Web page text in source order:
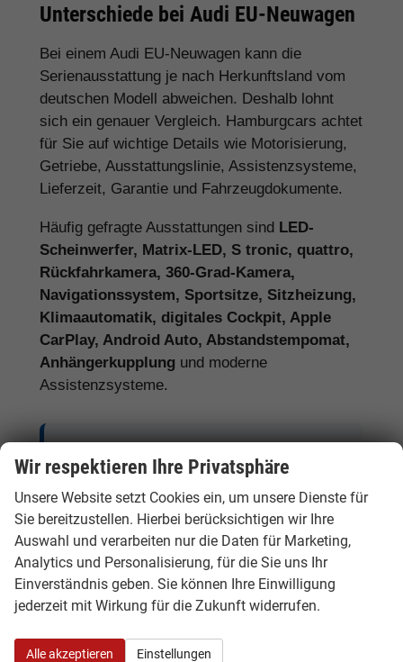
Unterschiede bei Audi EU-Neuwagen
Bei einem Audi EU-Neuwagen kann die
Serienausstattung je nach Herkunftsland vom
deutschen Modell abweichen. Deshalb lohnt
sich ein genauer Vergleich. Hamburgcars achtet
für Sie auf wichtige Details wie Motorisierung,
Getriebe, Ausstattungslinie, Assistenzsysteme,
Lieferzeit, Garantie und Fahrzeugdokumente.
Häufig gefragte Ausstattungen sind LED-
Scheinwerfer, Matrix-LED, S tronic, quattro,
Rückfahrkamera, 360-Grad-Kamera,
Navigationssystem, Sportsitze, Sitzheizung,
Klimaautomatik, digitales Cockpit, Apple
CarPlay, Android Auto, Abstandstempomat,
Anhängerkupplung und moderne
Assistenzsysteme.
Tipp:
Vergleichen Sie bei Audi EU-
Neuwagen nicht nur den Kaufpreis,
sondern auch Ausstattung, Lieferzeit,
Garantieumfang und mögliche
tatsächlichen Preisvorteil.
Wir respektieren Ihre Privatsphäre
Unsere Website setzt Cookies ein, um unsere Dienste für
Sie bereitzustellen. Hierbei berücksichtigen wir Ihre
Auswahl und verarbeiten nur die Daten für Marketing,
Analytics und Personalisierung, für die Sie uns Ihr
Einverständnis geben. Sie können Ihre Einwilligung
jederzeit mit Wirkung für die Zukunft widerrufen.
Alle akzeptieren Einstellungen